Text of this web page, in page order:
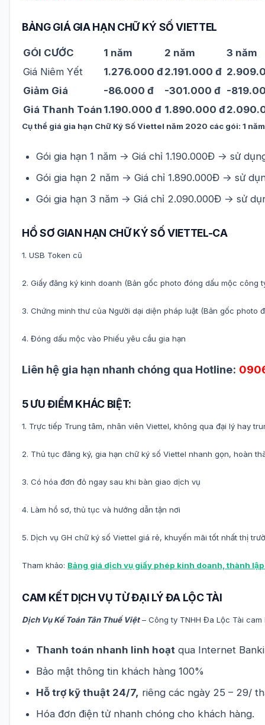
BẢNG GIÁ GIA HẠN CHỮ KÝ SỐ VIETTEL
GÓI CƯỚC 1 năm 2 năm
3 năm
Giá Niêm Yết
1.276.000 đ2.191.000 đ
Giảm Giá
-86.000 đ -301.000 đ -
Giá Thanh Toán 1.190.000 đ 1.890.000 đ
Cụ thể giá gia hạn Chữ Ký Số Viettel năm 2020 các gói: 1
Gói gia hạn 1 năm -> Giá chỉ 1.190.000Đ -> sử
Gói gia hạn 2 năm -> Giá chỉ 1.890.000Đ -> sử
Gói gia hạn 3 năm -> Giá chỉ 2.090.000Đ -> sử
HỒ SƠ GIAN HẠN CHỮ KÝ SỐ VIETTEL-CA
1. USB Token cũ
2. Giấy đăng ký kinh doanh (Bản gốc photo đóng dấu mộc công
3. Chứng minh thư của Người dại diện pháp luật (Bản gốc photo
4. Đóng dấu mộc vào Phiếu yêu cầu gia hạn
Liên hệ gia hạn nhanh chóng qua Hotline:
5 ƯU ĐIỂM KHÁC BIỆT:
1. Trực tiếp Trung tâm, nhân viên Viettel, không qua đại lý hay
2. Thủ tục đăng ký, gia hạn chữ ký số Viettel nhanh gọn, hoàn
3. Có hóa đơn đỏ ngay sau khi bàn giao dịch vụ
4. Làm hồ sơ, thủ tục và hướng dẫn tận nơi
5. Dịch vụ GH chữ ký số Viettel giá rẻ, khuyến mãi tốt nhất thị
Tham khảo: Bảng giá dịch vụ giấy phép kinh doanh, thành
CAM KẾT DỊCH VỤ TỪ ĐẠI LÝ ĐA LỘC TÀI
Dịch Vụ Kế Toán Tân Thuế Việt– Công ty TNHH Đa Lộc Tài
Thanh toán nhanh linh hoạt qua Internet
Bảo mật thông tin khách hàng 100%
Hỗ trợ kỹ thuật 24/7, riêng các ngày 25 – 29/
Hóa đơn điện tử nhanh chóng cho khách hàng.